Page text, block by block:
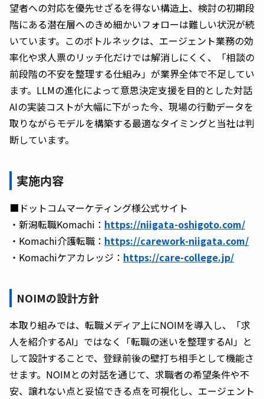
望者への対応を優先せざるを得ない構造上、検討の初期段
階にある潜在層へのきめ細かいフォローは難しい状況が続
いています。このボトルネックは、エージェント業務の効
率化や求人票のリッチ化だけでは解消しにくく、「相談の
前段階の不安を整理する仕組み」が業界全体で不足してい
ます。LLMの進化によって意思決定支援を目的とした対話
AIの実装コストが大幅に下がった今、現場の行動データを
取りながらモデルを構築する最適なタイミングと当社は判
断しています。
実施内容
■ドットコムマーケティング様公式サイト
・新潟転職Komachi： https://niigata-oshigoto.com/
・Komachi介護転職： https://carework-niigata.com/
・Komachiケアカレッジ： https://care-college.jp/
NOIMの設計方針
本取り組みでは、転職メディア上にNOIMを導入し、「求
人を紹介するAI」ではなく「転職の迷いを整理するAI」と
して設計することで、登録前後の壁打ち相手として機能さ
せます。NOIMとの対話を通じて、求職者の希望条件や不
安、譲れない点と妥協できる点を可視化し、エージェント